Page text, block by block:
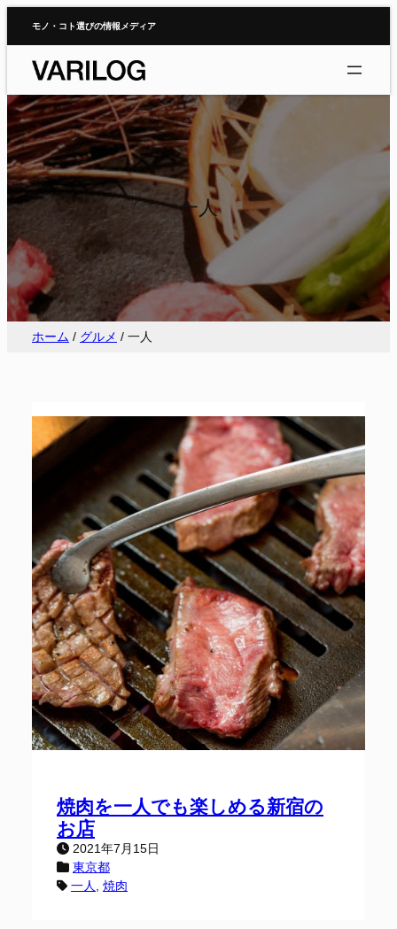
キ
ッ
プ
モノ・コト選びの情報メディア
一人
ホーム / グルメ / 一人
焼肉を一人でも楽しめる新宿の
お店
2021年7月15日
東京都
一人
焼肉